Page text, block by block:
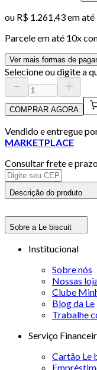
ou R$ 1.261,43em até
Parcele em até 10x
Ver mais formas de
Selecione ou digite a
COMPRAR AGORA
Vendido e entregue
MARKETPLACE
Consultar frete e
Descrição do produto
Sobre a Le biscuit
Institucional
Sobre nós
Nossas
Clube
Blog da Le
Trabalhe
Serviço
Cartão Le